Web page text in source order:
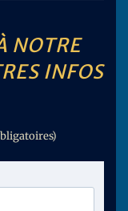
NOTRE
INFOS